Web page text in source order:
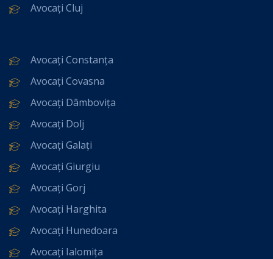
Avocați Cluj
Avocați Constanța
Avocați Covasna
Avocați Dâmbovița
Avocați Dolj
Avocați Galați
Avocați Giurgiu
Avocați Gorj
Avocați Harghita
Avocați Hunedoara
Avocați Ialomița